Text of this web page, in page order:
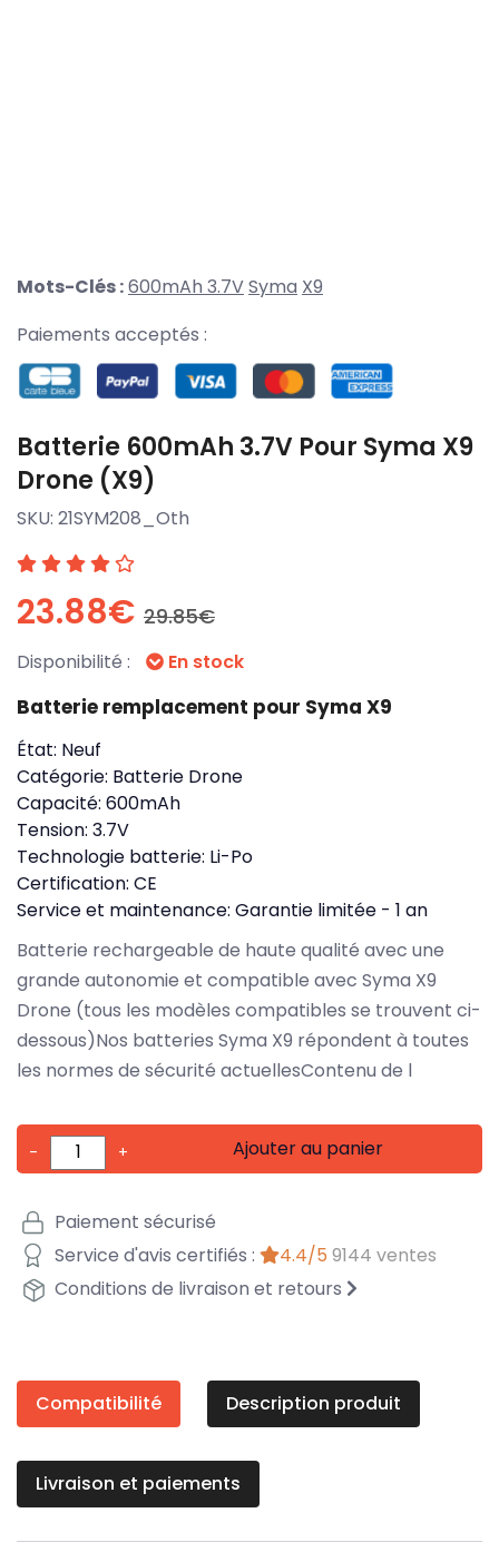
Mots-Clés :600mAh 3.7VSyma X9
Paiements acceptés :
Batterie 600mAh 3.7V Pour Syma X9
Drone (X9)
SKU: 21SYM208_Oth
23.88€ 29.85€
Disponibilité : En stock
Batterie remplacement pour Syma X9
État: Neuf
Catégorie: Batterie Drone
Capacité: 600mAh
Tension: 3.7V
Technologie batterie: Li-Po
Certification: CE
Service et maintenance: Garantie limitée - 1 an
Batterie rechargeable de haute qualité avec une
grande autonomie et compatible avec Syma X9
Drone (tous les modèles compatibles se trouvent ci-
dessous)Nos batteries Syma X9 répondent à toutes
les normes de sécurité actuellesContenu de l
- + Ajouter au panier
Paiement sécurisé
Service d'avis certifiés :
4.4/5 9144 ventes
Conditions de livraison et retours
Compatibilité Description produit
Livraison et paiements